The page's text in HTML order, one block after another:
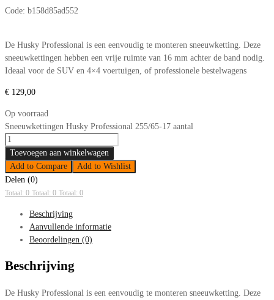
Code: b158d85ad552
De Husky Professional is een eenvoudig te monteren sneeuwketting. Deze
sneeuwkettingen hebben een vrije ruimte van 16 mm achter de band nodig.
Ideaal voor de SUV en 4×4 voertuigen, of professionele bestelwagens
€ 129,00
Op voorraad
Sneeuwkettingen Husky Professional 255/65-17 aantal
Toevoegen aan winkelwagen
Add to Compare
Add to Wishlist
Delen (0)
Totaal: 0 Totaal: 0 Totaal: 0
Beschrijving
Aanvullende informatie
Beoordelingen (0)
Beschrijving
De Husky Professional is een eenvoudig te monteren sneeuwketting. Deze